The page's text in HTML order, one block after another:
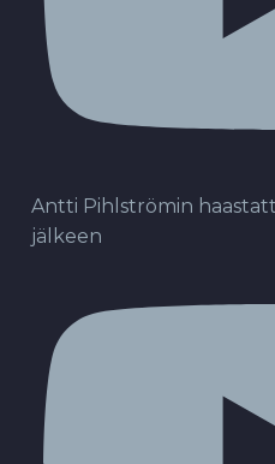
Antti Pihlströmin
jälkeen